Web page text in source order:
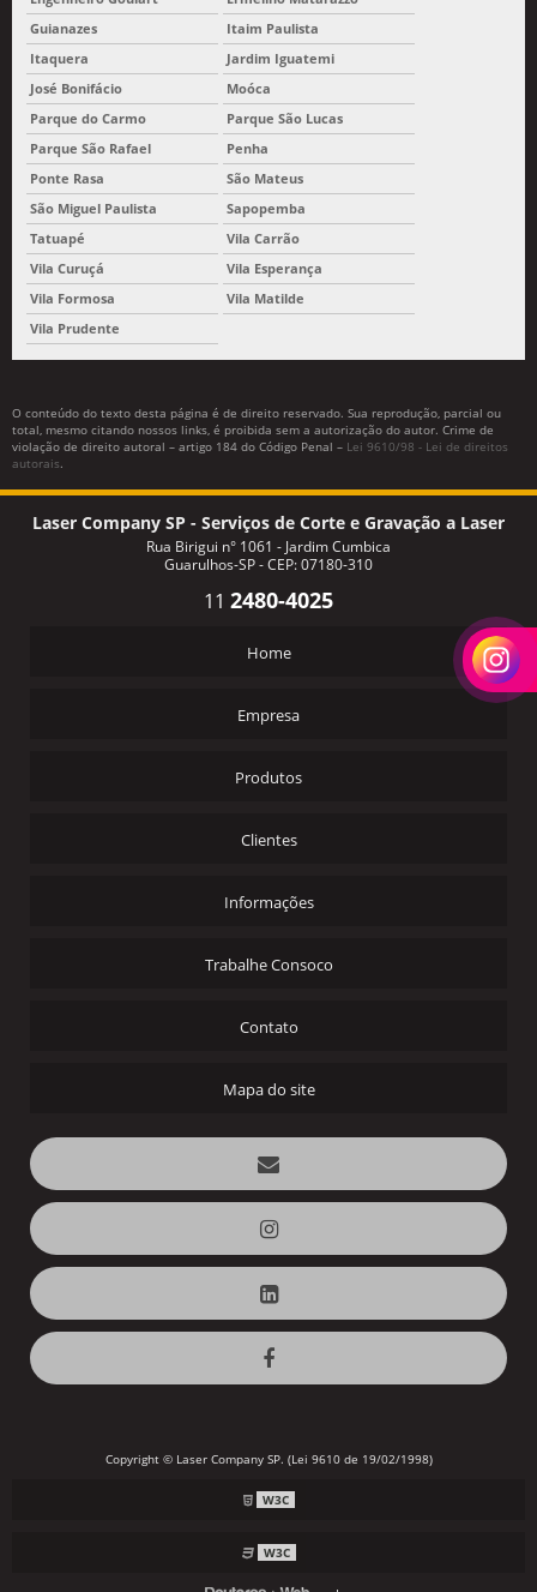
Guianazes
Itaim Paulista
Itaquera
Jardim Iguatemi
José Bonifácio
Moóca
Parque do Carmo
Parque São Lucas
Parque São Rafael
Penha
Ponte Rasa
São Mateus
São Miguel Paulista
Sapopemba
Tatuapé
Vila Carrão
Vila Curuçá
Vila Esperança
Vila Formosa
Vila Matilde
Vila Prudente
O conteúdo do texto desta página é de direito reservado. Sua reprodução, parcial ou
total, mesmo citando nossos links, é proibida sem a autorização do autor. Crime de
violação de direito autoral – artigo 184 do Código Penal – Lei 9610/98 - Lei de direitos
autorais.
Laser Company SP - Serviços de Corte e Gravação a Laser
Rua Birigui n° 1061 - Jardim Cumbica
Guarulhos-SP - CEP: 07180-310
11 2480-4025
Home
Empresa
Produtos
Clientes
Informações
Trabalhe Consoco
Contato
Mapa do site
Copyright © Laser Company SP. (Lei 9610 de 19/02/1998)
W3C
W3C